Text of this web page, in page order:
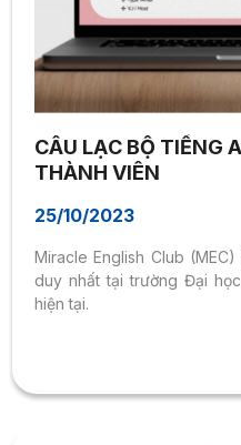
CÂU LẠC BỘ TIẾNG
THÀNH VIÊN
25/10/2023
Miracle English Club
duy nhất tại trường Đại
hiện tại.